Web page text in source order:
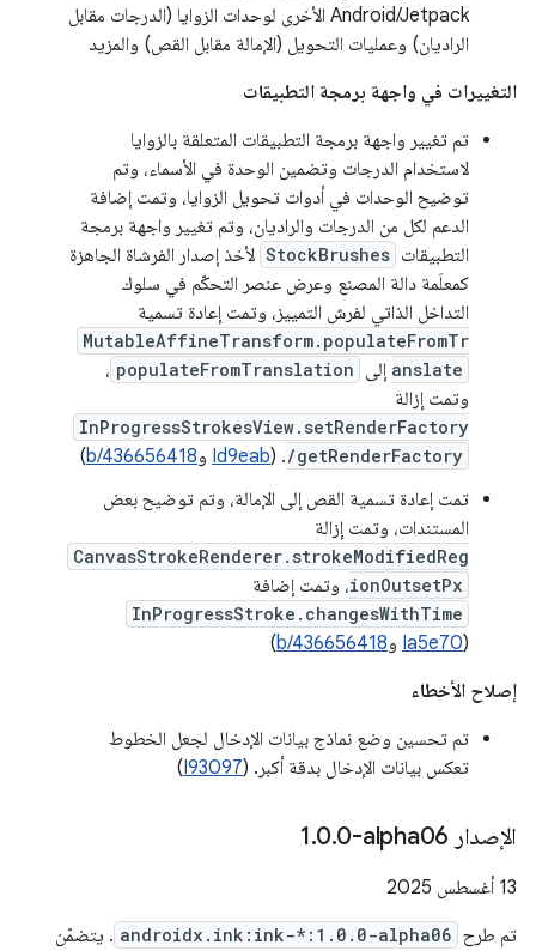
Android/Jetpack الأخرى لوحدات الزوايا (الدرجات مقابل
الراديان) وعمليات التحويل (الإمالة مقابل القص) والمزيد
التغييرات في واجهة برمجة التطبيقات
تم تغيير واجهة برمجة التطبيقات المتعلقة بالزوايا
لاستخدام الدرجات وتضمين الوحدة في الأسماء، وتم
توضيح الوحدات في أدوات تحويل الزوايا، وتمت إضافة
الدعم لكل من الدرجات والراديان، وتم تغيير واجهة برمجة
التطبيقات StockBrushes لأخذ إصدار الفرشاة الجاهزة
كمعلَمة دالة المصنع وعرض عنصر التحكّم في سلوك
التداخل الذاتي لفرش التمييز، وتمت إعادة تسمية
MutableAffineTransform.populateFromTr
anslate إلى populateFromTranslation ،
وتمت إزالة
InProgressStrokesView.setRenderFactory
/getRenderFactory
. (
Id9eab وb/436656418
)
تمت إعادة تسمية القص إلى الإمالة، وتم توضيح بعض
المستندات، وتمت إزالة
CanvasStrokeRenderer.strokeModifiedReg
ionOutsetPx، وتمت إضافة
InProgressStroke.changesWithTime
(
Ia5e70 وb/436656418
)
إصلاح الأخطاء
تم تحسين وضع نماذج بيانات الإدخال لجعل الخطوط
تعكس بيانات الإدخال بدقة أكبر. (I93097
)
الإصدار ‎1 .0.0-alpha06
‫13 أغسطس 2025
تم طرح androidx.ink:ink-*:1.0.0-alpha06 . يتضمّن